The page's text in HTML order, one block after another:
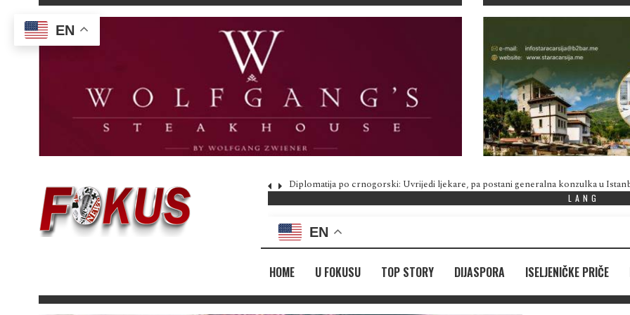
reklamom, ne novcem (VIDEO) Diplomatija po crnogorski: Uvrijedi ljekare, pa postani generalna konzulka u
LANG
EN
HOME U FOKUSU TOP STORY DIJASPORA ISELJENIČKE PRIČE
EN